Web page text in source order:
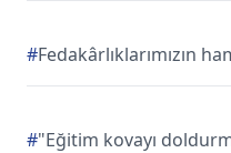
#Fedakârlıklarımızın
#"Eğitim kovayı